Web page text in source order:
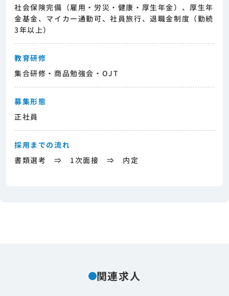
社会保険完備（雇用・労災・健康・厚生年金）、厚生年
金基金、マイカー通勤可、社員旅行、退職金制度（勤続
3年以上）
教育研修
集合研修・商品勉強会・OJT
募集形態
正社員
採用までの流れ
書類選考 ⇒ 1次面接 ⇒ 内定
関連求人